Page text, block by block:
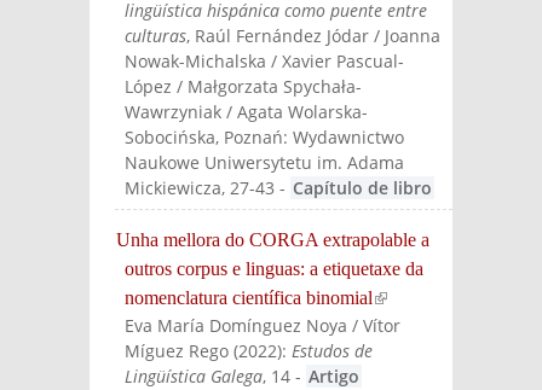
lingüística hispánica como puente entre
culturas, Raúl Fernández Jódar / Joanna
Nowak-Michalska / Xavier Pascual-
López / Małgorzata Spychała-
Wawrzyniak / Agata Wolarska-
Sobocińska, Poznań: Wydawnictwo
Naukowe Uniwersytetu im. Adama
Mickiewicza, 27-43 - Capítulo de libro
Unha mellora do CORGA extrapolable a
outros corpus e linguas: a etiquetaxe da
nomenclatura científica binomial(link is
external)
Eva María Domínguez Noya / Vítor
Míguez Rego (2022):Estudos de
Lingüística Galega, 14 - Artigo